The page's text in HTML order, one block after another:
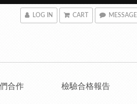
LOG IN CART MESSAGE
合作 檢驗合格報告